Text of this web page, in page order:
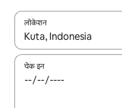
लोकेशन
नतीजों के उपलब्ध होने पर, अप
चेक इन